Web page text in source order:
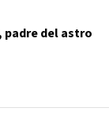
padre del astro